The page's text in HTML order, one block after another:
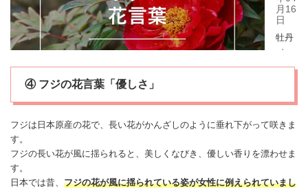
④ フジの花言葉「優しさ」
フジは日本原産の花で、長い花がかんざしのように垂れ下がって咲きま
す。
フジの長い花が風に揺られると、美しくなびき、優しい香りを漂わせま
す。
日本では昔、 フジの花が風に揺られている姿が女性に例えられていまし